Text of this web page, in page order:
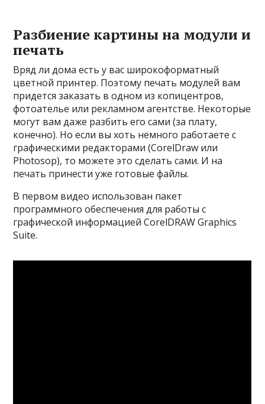
Разбиение картины на модули и
печать
Вряд ли дома есть у вас широкоформатный
цветной принтер. Поэтому печать модулей вам
придется заказать в одном из копицентров,
фотоателье или рекламном агентстве. Некоторые
могут вам даже разбить его сами (за плату,
конечно). Но если вы хоть немного работаете с
графическими редакторами (CorelDraw или
Photosop), то можете это сделать сами. И на
печать принести уже готовые файлы.
В первом видео использован пакет
программного обеспечения для работы с
графической информацией CorelDRAW Graphics
Suite.